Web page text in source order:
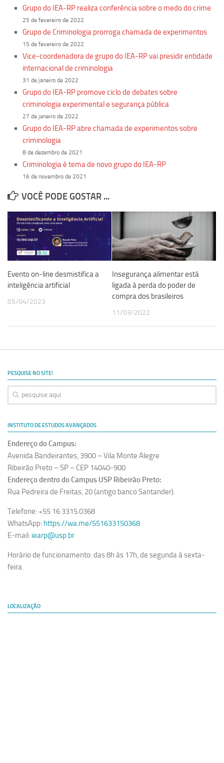
Grupo do IEA-RP realiza conferência sobre o medo do crime
25 de fevereiro de 2022
Grupo de Criminologia prorroga chamada de experimentos
15 de fevereiro de 2022
Vice-coordenadora de grupo do IEA-RP vai presidir entidade
internacional de criminologia
31 de janeiro de 2022
Grupo do IEA-RP promove ciclo de debates sobre
criminologia experimental e segurança pública
27 de janeiro de 2022
Grupo do IEA-RP abre chamada de experimentos sobre
criminologia
8 de dezembro de 2021
Criminologia é tema de novo grupo do IEA-RP
16 de novembro de 2021
VOCÊ PODE GOSTAR ...
Evento on-line desmistifica a
inteligência artificial
05/04/2023
Insegurança alimentar está
ligada à perda do poder de
compra dos brasileiros
11/03/2022
PESQUISE NO SITE!
INSTITUTO DE ESTUDOS AVANÇADOS
Endereço do Campus:
Avenida Bandeirantes, 3900 – Vila Monte Alegre
Ribeirão Preto – SP – CEP 14040-900
Endereço dentro do Campus USP Ribeirão Preto:
Rua Pedreira de Freitas, 20 (antigo banco Santander).
Telefone: +55 16 3315.0368
WhatsApp: https://wa.me/551633150368
E-mail: iearp@usp.br
Horário de funcionamento: das 8h às 17h, de segunda à sexta-
feira.
LOCALIZAÇÃO